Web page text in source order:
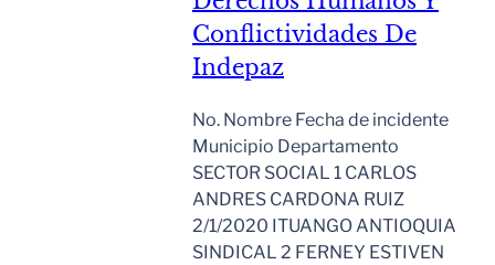
Conflictividades De
Indepaz
No. Nombre Fecha de incidente
Municipio Departamento
SECTOR SOCIAL 1 CARLOS
ANDRES CARDONA RUIZ
2/1/2020 ITUANGO ANTIOQUIA
SINDICAL 2 FERNEY ESTIVEN